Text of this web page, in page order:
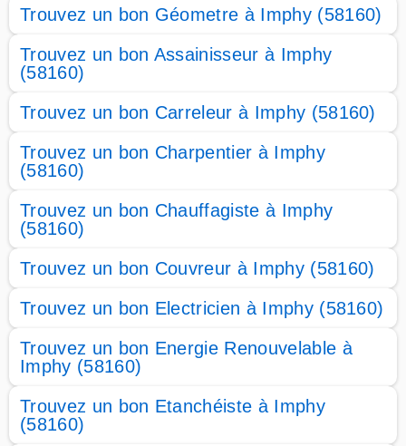
Trouvez un bon Géometre à Imphy (58160)
Trouvez un bon Assainisseur à Imphy
(58160)
Trouvez un bon Carreleur à Imphy (58160)
Trouvez un bon Charpentier à Imphy
(58160)
Trouvez un bon Chauffagiste à Imphy
(58160)
Trouvez un bon Couvreur à Imphy (58160)
Trouvez un bon Electricien à Imphy (58160)
Trouvez un bon Energie Renouvelable à
Imphy (58160)
Trouvez un bon Etanchéiste à Imphy
(58160)